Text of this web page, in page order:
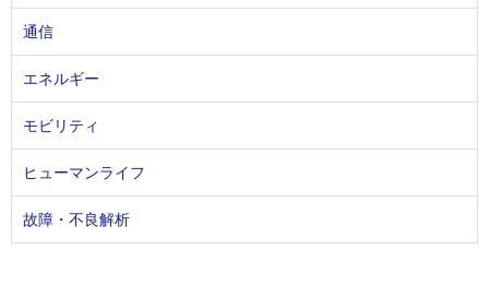
通信
エネルギー
モビリティ
ヒューマンライフ
故障・不良解析